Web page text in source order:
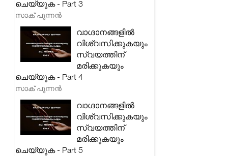
ചെയ്യുക - Part 3
സാക് പുന്നൻ
വാഗ്ദാനങ്ങളിൽ
വിശ്വസിക്കുകയും
സ്വയത്തിന്
മരിക്കുകയും
ചെയ്യുക - Part 4
സാക് പുന്നൻ
വാഗ്ദാനങ്ങളിൽ
വിശ്വസിക്കുകയും
സ്വയത്തിന്
മരിക്കുകയും
ചെയ്യുക - Part 5